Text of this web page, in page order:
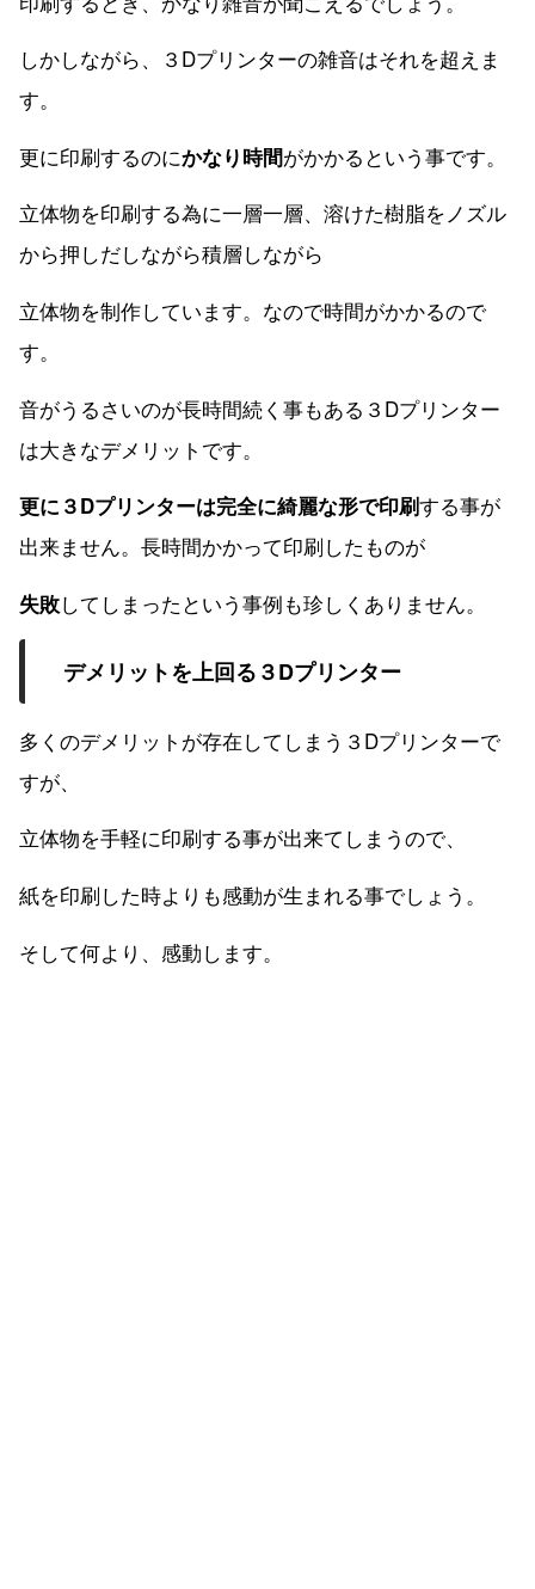
しかしながら、３Dプリンターの雑音はそれを超えま
す。
更に印刷するのにかなり時間がかかるという事です。
立体物を印刷する為に一層一層、溶けた樹脂をノズル
から押しだしながら積層しながら
立体物を制作しています。なので時間がかかるので
す。
音がうるさいのが長時間続く事もある３Dプリンター
は大きなデメリットです。
更に３Dプリンターは完全に綺麗な形で印刷する事が
出来ません。長時間かかって印刷したものが
失敗してしまったという事例も珍しくありません。
デメリットを上回る３Dプリンター
多くのデメリットが存在してしまう３Dプリンターで
すが、
立体物を手軽に印刷する事が出来てしまうので、
紙を印刷した時よりも感動が生まれる事でしょう。
そして何より、感動します。